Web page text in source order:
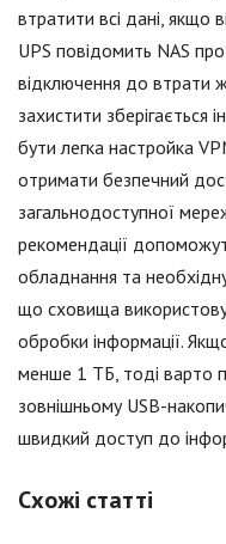
втратити всі дані, якщо
UPS повідомить NAS
відключення до втрати
захистити зберігається
бути легка настройка
отримати безпечний
загальнодоступної
рекомендації
обладнання та
що сховища
обробки інформації.
менше 1 ТБ, тоді варто
зовнішньому USB-
швидкий доступ до
Схожі статті